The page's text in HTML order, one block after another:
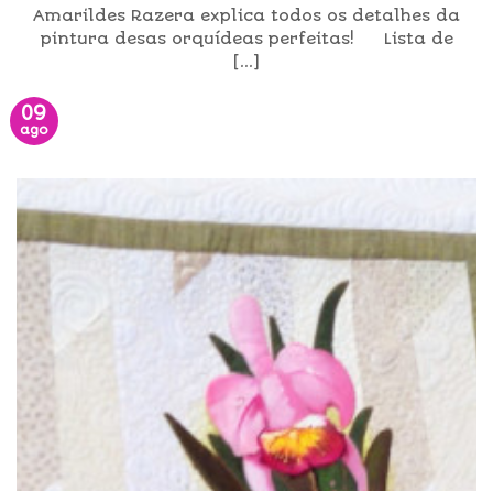
Amarildes Razera explica todos os detalhes da
pintura desas orquídeas perfeitas! Lista de
[...]
09
ago